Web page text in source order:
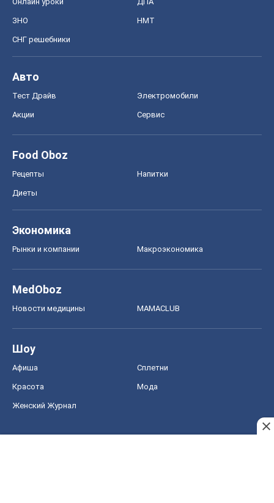
ЗНО НМТ
СНГ решебники
Авто
Тест Драйв Электромобили
Акции Сервис
Food Oboz
Рецепты Напитки
Диеты
Экономика
Рынки и компании Mакроэкономика
MedOboz
Новости медицины MAMACLUB
Шоу
Афиша Сплетни
Красота Мода
Женский Журнал